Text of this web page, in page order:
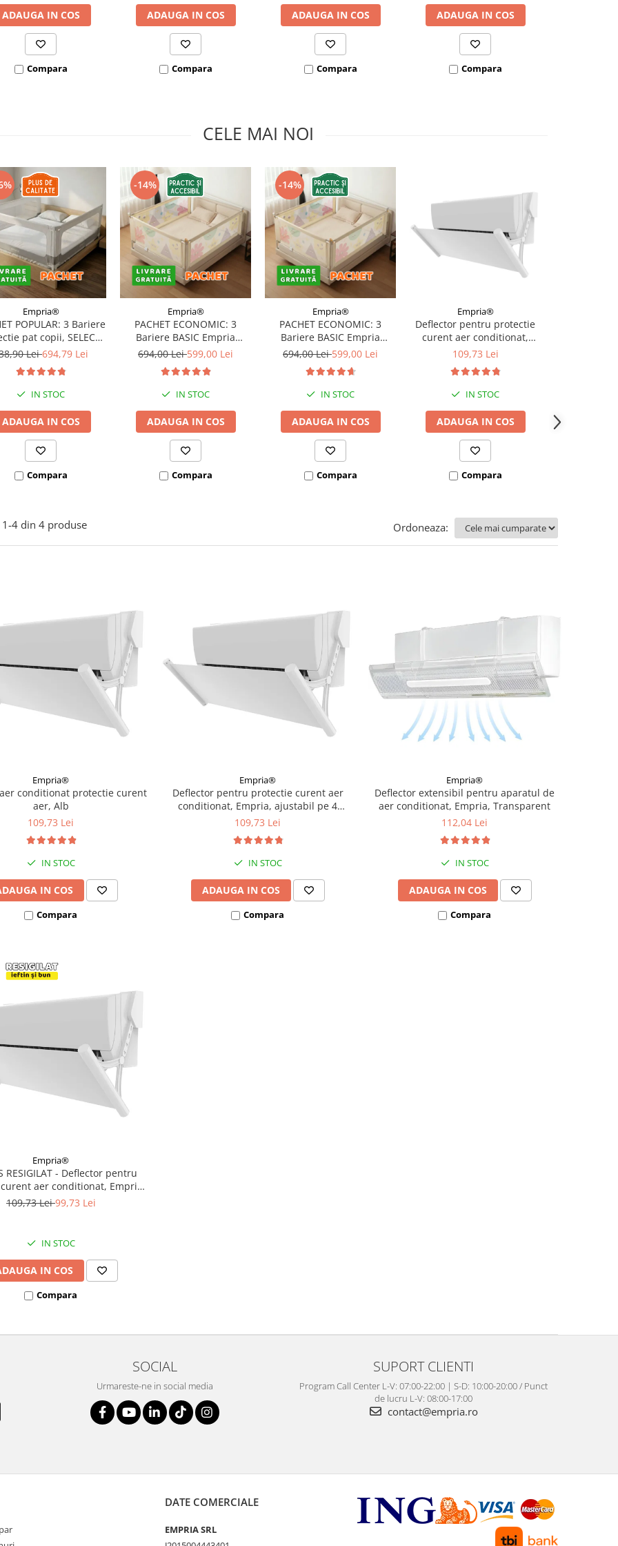
ADAUGA IN COS
Compara
ADAUGA IN COS
Compara
ADAUGA IN COS
Compara
ADAUGA IN COS
Compara
CELE MAI NOI
Empria®
POPULAR: 3 Bariere
pat copii, SELECT,
160x200 cm
Lei694,79 Lei
IN STOC
ADAUGA IN COS
Compara
-14%
Empria®
PACHET ECONOMIC: 3
Bariere BASIC Empria
protectie pat 160X200 cm +
694,00 Lei599,00 Lei
IN STOC
ADAUGA IN COS
Compara
-14%
Empria®
PACHET ECONOMIC: 3
Bariere BASIC Empria
protectie pat 180X200 cm +
694,00 Lei599,00 Lei
IN STOC
ADAUGA IN COS
Compara
Empria®
Deflector pentru protectie
curent aer conditionat,
Empria, ajustabil pe 4
109,73 Lei
IN STOC
ADAUGA IN COS
Compara
1-4 din 4 produse Ordoneaza:
Empria®
conditionat protectie curent
aer, Alb
109,73 Lei
IN STOC
IN COS
Compara
Empria®
Deflector pentru protectie curent aer
conditionat, Empria, ajustabil pe 4
niveluri, retractabil, Alb
109,73 Lei
IN STOC
ADAUGA IN COS
Compara
Empria®
Deflector extensibil pentru aparatul de
aer conditionat, Empria, Transparent
112,04 Lei
IN STOC
ADAUGA IN COS
Compara
Empria®
RESIGILAT - Deflector pentru
aer conditionat, Empria,
pe 4 niveluri, retractabil, Alb
109,73 Lei99,73 Lei
IN STOC
IN COS
Compara
SOCIAL
Urmareste-ne in social media
SUPORT CLIENTI
Program Call Center L-V: 07:00-22:00 | S-D: 10:00-20:00 / Punct
de lucru L-V: 08:00-17:00
contact@empria.ro
DATE COMERCIALE
EMPRIA SRL